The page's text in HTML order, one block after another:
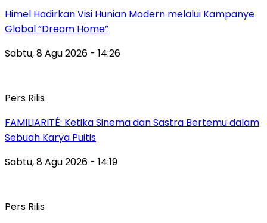
Himel Hadirkan Visi Hunian Modern melalui Kampanye
Global “Dream Home”
Sabtu, 8 Agu 2026 - 14:26
Pers Rilis
FAMILIARITÉ: Ketika Sinema dan Sastra Bertemu dalam
Sebuah Karya Puitis
Sabtu, 8 Agu 2026 - 14:19
Pers Rilis